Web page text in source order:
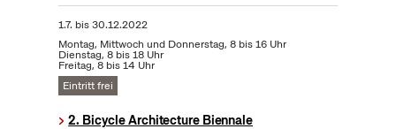
1.7. bis30.12.2022
Montag, Mittwoch und Donnerstag, 8 bis 16 Uhr
Dienstag, 8 bis 18 Uhr
Freitag, 8 bis 14 Uhr
Eintritt frei
2. Bicycle Architecture Biennale